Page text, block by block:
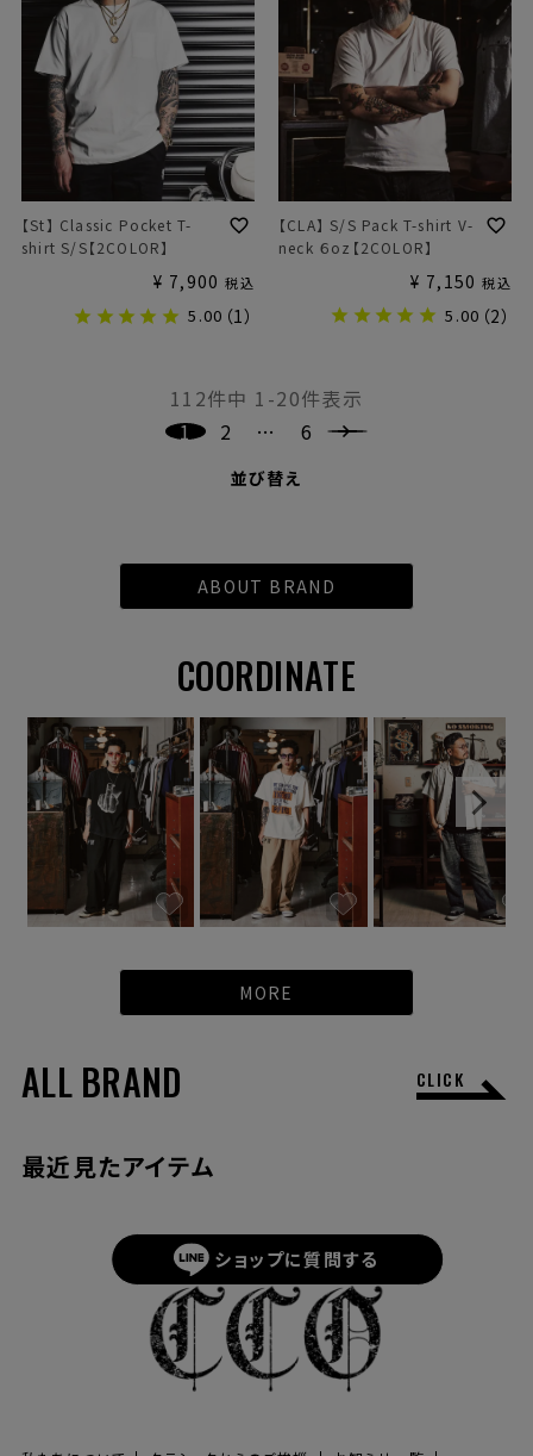
【St】 Classic Pocket T-
shirt S/S【2COLOR】
¥ 7,900 税込
5.00 （1）
【CLA】 S/S Pack T-shirt V-
neck ６oz【2COLOR】
¥ 7,150 税込
5.00 （2）
並び替え
112件中 1 -20件表示
1
2 … 6
ABOUT BRAND
COORDINATE
MORE
ALL BRAND CLICK
最近見たアイテム
ショップに質問する